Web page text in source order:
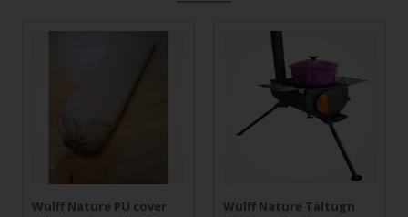
Wulff Nature PU cover
Wulff Nature Tältugn